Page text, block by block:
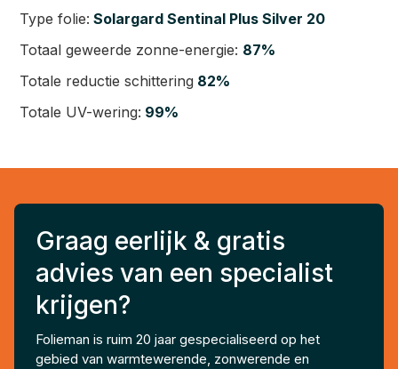
Type folie: Solargard Sentinal Plus Silver 20
Totaal geweerde zonne-energie: 87%
Totale reductie schittering 82%
Totale UV-wering: 99%
Graag eerlijk & gratis
advies van een specialist
krijgen?
Folieman is ruim 20 jaar gespecialiseerd op het
gebied van warmtewerende, zonwerende en